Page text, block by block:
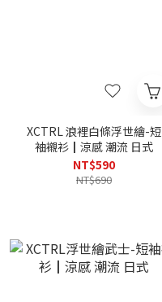
XCTRL 浪裡白條浮世繪-短
袖襯衫┃涼感 潮流 日式
NT$590
NT$690